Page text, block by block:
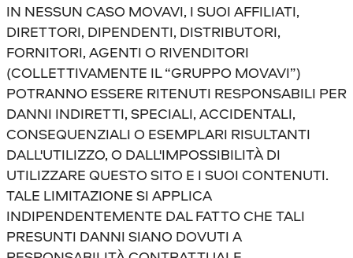
IN NESSUN CASO MOVAVI, I SUOI AFFILIATI,
DIRETTORI, DIPENDENTI, DISTRIBUTORI,
FORNITORI, AGENTI O RIVENDITORI
(COLLETTIVAMENTE IL “GRUPPO MOVAVI”)
POTRANNO ESSERE RITENUTI RESPONSABILI PER
DANNI INDIRETTI, SPECIALI, ACCIDENTALI,
CONSEQUENZIALI O ESEMPLARI RISULTANTI
DALL'UTILIZZO, O DALL'IMPOSSIBILITÀ DI
UTILIZZARE QUESTO SITO E I SUOI CONTENUTI.
TALE LIMITAZIONE SI APPLICA
INDIPENDENTEMENTE DAL FATTO CHE TALI
PRESUNTI DANNI SIANO DOVUTI A